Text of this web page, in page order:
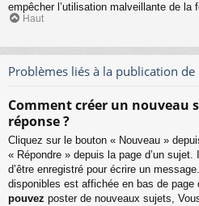
empêcher l’utilisation malveillante de la
Haut
Problèmes liés à la publication de
Comment créer un nouveau
réponse ?
Cliquez sur le bouton « Nouveau »
« Répondre » depuis la page d’un
d’être enregistré pour écrire un
disponibles est affichée en bas de
pouvez poster de nouveaux sujets,